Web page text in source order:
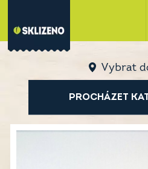
Vybrat
PROCHÁZET